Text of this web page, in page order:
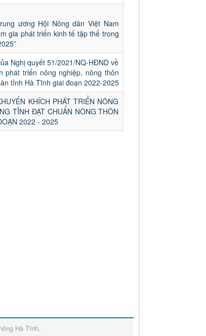
ương Hội Nông dân Việt Nam
gia phát triển kinh tế tập thể trong
Nghị quyết 51/2021/NQ-HĐND về
phát triển nông nghiệp, nông thôn
tỉnh Hà Tĩnh giai đoạn 2022-2025
KHÍCH PHÁT TRIỂN NÔNG
TỈNH ĐẠT CHUẨN NÔNG THÔN
2022 - 2025
Hà Tĩnh.